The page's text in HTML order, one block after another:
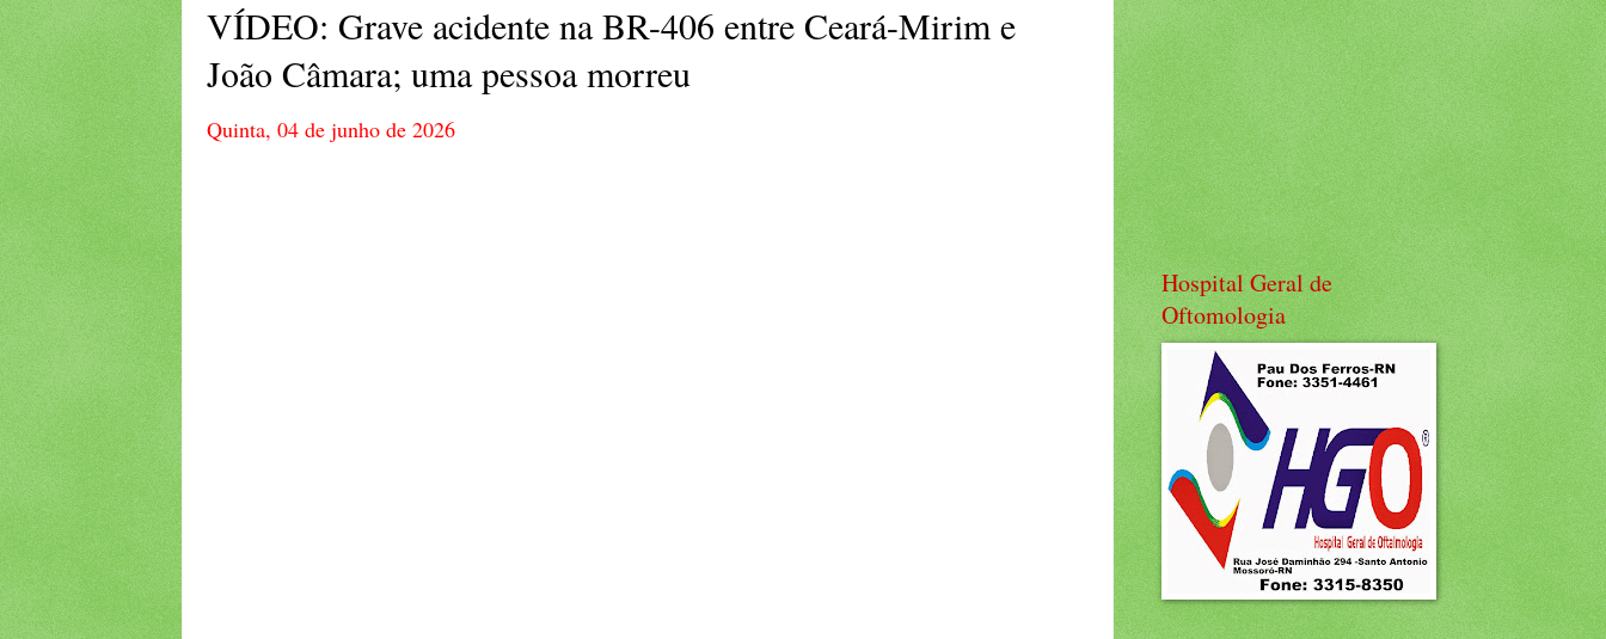
VÍDEO: Grave acidente na BR-406 entre Ceará-Mirim e
João Câmara; uma pessoa morreu
Quinta, 04 de junho de 2026
Hospital Geral de
Oftomologia